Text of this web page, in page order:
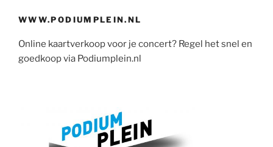
WWW.PODIUMPLEIN.NL
Online kaartverkoop voor je concert? Regel het snel en
goedkoop via Podiumplein.nl